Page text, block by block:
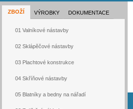
ZBOŽÍ
01 Valníkové nástavby
02 Sklápěčové nástavby
03 Plachtové konstrukce
04 Skříňové nástavby
05 Blatníky a bedny na nářadí
VÝROBKY DOKUMENTACE